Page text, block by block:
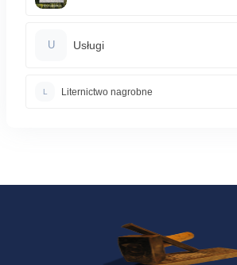
U Usługi
L Liternictwo nagrobne